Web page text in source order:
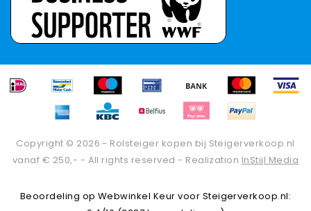
Copyright © 2026 - Rolsteiger kopen bij Steigerverkoop.nl
vanaf € 250,- - All rights reserved - Realization InStijl Media
Beoordeling op Webwinkel Keur voor Steigerverkoop.nl: